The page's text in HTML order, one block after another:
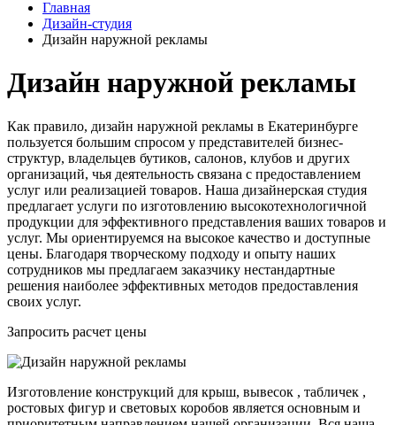
Главная
Дизайн-студия
Дизайн наружной рекламы
Дизайн наружной рекламы
Как правило, дизайн наружной рекламы в Екатеринбурге
пользуется большим спросом у представителей бизнес-
структур, владельцев бутиков, салонов, клубов и других
организаций, чья деятельность связана с предоставлением
услуг или реализацией товаров. Наша дизайнерская студия
предлагает услуги по изготовлению высокотехнологичной
продукции для эффективного представления ваших товаров и
услуг. Мы ориентируемся на высокое качество и доступные
цены. Благодаря творческому подходу и опыту наших
сотрудников мы предлагаем заказчику нестандартные
решения наиболее эффективных методов предоставления
своих услуг.
Запросить расчет цены
Изготовление конструкций для крыш, вывесок , табличек ,
ростовых фигур и световых коробов является основным и